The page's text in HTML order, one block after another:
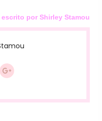
escrito por Shirley Stamou